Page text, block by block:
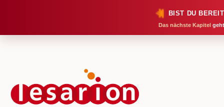
BIST DU
Das nächste Kapitel